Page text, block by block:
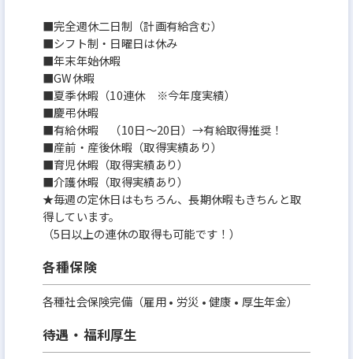
■完全週休二日制（計画有給含む）
■シフト制・日曜日は休み
■年末年始休暇
■GW休暇
■夏季休暇（10連休 ※今年度実績）
■慶弔休暇
■有給休暇 （10日～20日）→有給取得推奨！
■産前・産後休暇（取得実績あり）
■育児休暇（取得実績あり）
■介護休暇（取得実績あり）
★毎週の定休日はもちろん、長期休暇もきちんと取
得しています。
（5日以上の連休の取得も可能です！）
各種保険
各種社会保険完備（雇用 • 労災 • 健康 • 厚生年金）
待遇・福利厚生